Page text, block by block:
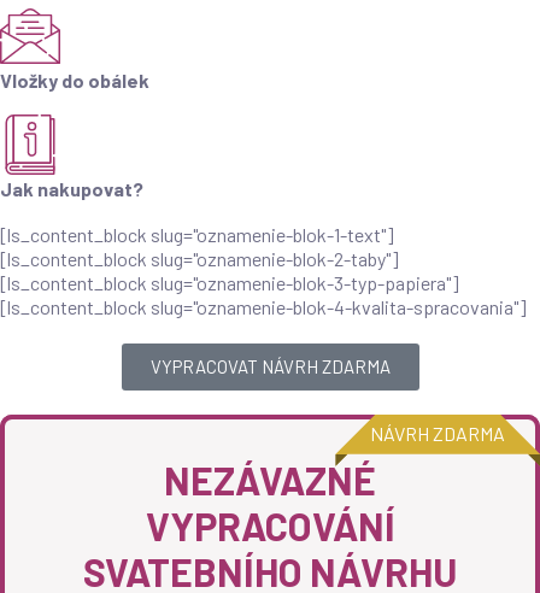
Vložky do obálek
Jak nakupovat?
[ls_content_block slug="oznamenie-blok-1-text"]
[ls_content_block slug="oznamenie-blok-2-taby"]
[ls_content_block slug="oznamenie-blok-3-typ-papiera"]
[ls_content_block slug="oznamenie-blok-4-kvalita-spracovania"]
VYPRACOVAT NÁVRH ZDARMA
NEZÁVAZNÉ
VYPRACOVÁNÍ
SVATEBNÍHO NÁVRHU
NÁVRH ZDARMA